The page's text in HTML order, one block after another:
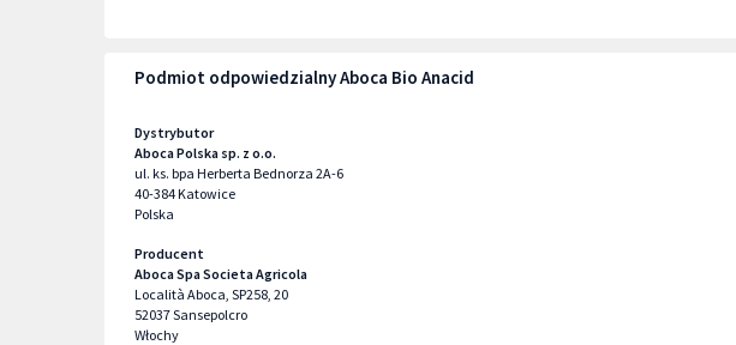
Podmiot odpowiedzialny Aboca Bio Anacid
Dystrybutor
Aboca Polska sp. z o.o.
ul. ks. bpa Herberta Bednorza 2A-6
40-384Katowice
Polska
Producent
Aboca Spa Societa Agricola
Località Aboca, SP258, 20
52037Sansepolcro
Włochy